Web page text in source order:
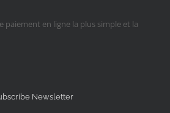
Newsletter